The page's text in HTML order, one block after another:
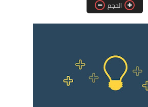
فرص عمل في السودان
الحجم